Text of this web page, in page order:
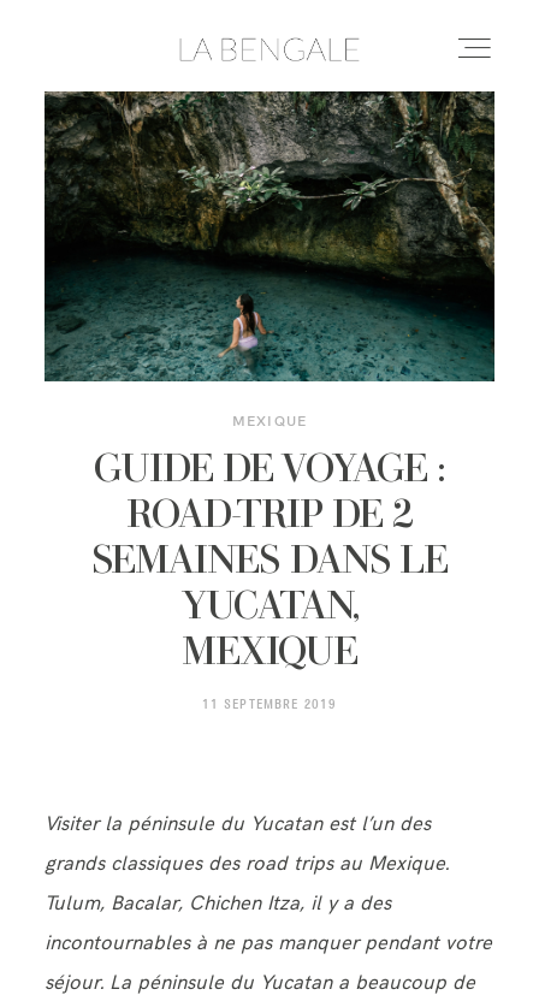
DESTINATIONS
LIFESTYLE
LE YOGA
CONSEILS & ASTUCES
À PROPOS
CONTACT
MEXIQUE
GUIDE DE VOYAGE :
ROAD-TRIP DE 2
SEMAINES DANS LE
YUCATAN,
MEXIQUE
11 SEPTEMBRE 2019
Visiter la péninsule du Yucatan est l’un des
grands classiques des road trips au Mexique.
Tulum, Bacalar, Chichen Itza, il y a des
incontournables à ne pas manquer pendant votre
séjour. La péninsule du Yucatan a beaucoup de